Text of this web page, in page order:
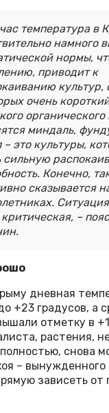
температура в
намного
нормы,
приводит к
культур,
очень
миндаль,
– это культуры,
сильную
Конечно,
сказывается
–
дневная
+23 градусов, а
отметку в
растения,
снова
– вынужденного
зависеть от